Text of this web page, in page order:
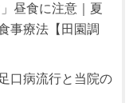
昼食に注意｜夏
事療法【田園調
口病流行と当院の